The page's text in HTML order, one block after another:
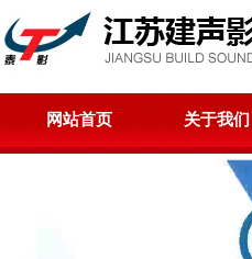
网站首页 关于我们